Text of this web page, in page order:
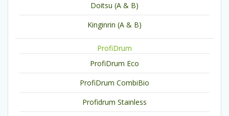
Doitsu (A & B)
Kinginrin (A & B)
ProfiDrum
ProfiDrum Eco
ProfiDrum CombiBio
Profidrum Stainless